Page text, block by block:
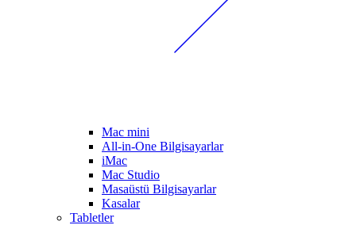
Mac mini
All-in-One Bilgisayarlar
iMac
Mac Studio
Masaüstü Bilgisayarlar
Kasalar
Tabletler